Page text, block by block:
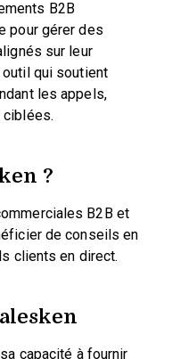
B2B
pour gérer des
sur leur
outil qui soutient
les appels,
?
B2B et
de conseils en
clients en direct.
capacité à fournir